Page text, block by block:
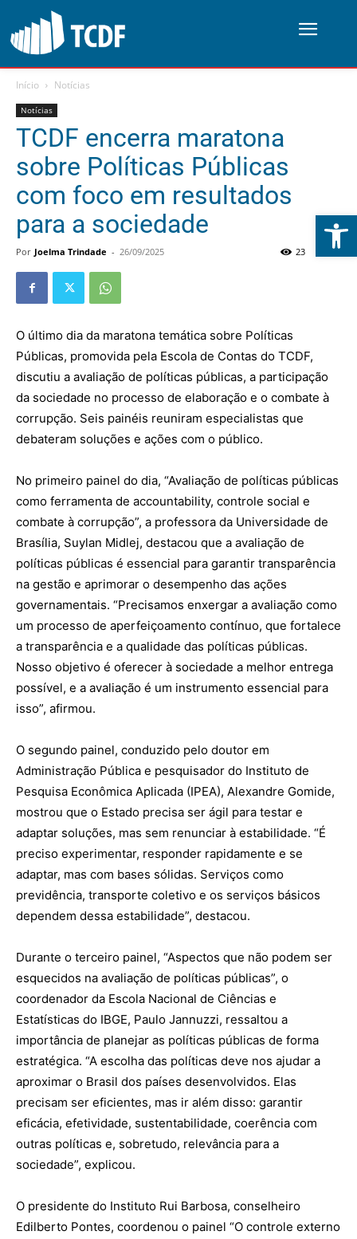
Abrir
Início Notícias
Notícias
TCDF encerra maratona
sobre Políticas Públicas
com foco em resultados
para a sociedade
Por Joelma Trindade - 26/09/2025 0
23
O último dia da maratona temática sobre Políticas
Públicas, promovida pela Escola de Contas do TCDF,
discutiu a avaliação de políticas públicas, a participação
da sociedade no processo de elaboração e o combate à
corrupção. Seis painéis reuniram especialistas que
debateram soluções e ações com o público.
No primeiro painel do dia, “Avaliação de políticas públicas
como ferramenta de accountability, controle social e
combate à corrupção”, a professora da Universidade de
Brasília, Suylan Midlej, destacou que a avaliação de
políticas públicas é essencial para garantir transparência
na gestão e aprimorar o desempenho das ações
governamentais. “Precisamos enxergar a avaliação como
um processo de aperfeiçoamento contínuo, que fortalece
a transparência e a qualidade das políticas públicas.
Nosso objetivo é oferecer à sociedade a melhor entrega
possível, e a avaliação é um instrumento essencial para
isso”, afirmou.
O segundo painel, conduzido pelo doutor em
Administração Pública e pesquisador do Instituto de
Pesquisa Econômica Aplicada (IPEA), Alexandre Gomide,
mostrou que o Estado precisa ser ágil para testar e
adaptar soluções, mas sem renunciar à estabilidade. “É
preciso experimentar, responder rapidamente e se
adaptar, mas com bases sólidas. Serviços como
previdência, transporte coletivo e os serviços básicos
dependem dessa estabilidade”, destacou.
Durante o terceiro painel, “Aspectos que não podem ser
esquecidos na avaliação de políticas públicas”, o
coordenador da Escola Nacional de Ciências e
Estatísticas do IBGE, Paulo Jannuzzi, ressaltou a
importância de planejar as políticas públicas de forma
estratégica. “A escolha das políticas deve nos ajudar a
aproximar o Brasil dos países desenvolvidos. Elas
precisam ser eficientes, mas ir além disso: garantir
eficácia, efetividade, sustentabilidade, coerência com
outras políticas e, sobretudo, relevância para a
sociedade”, explicou.
O presidente do Instituto Rui Barbosa, conselheiro
Edilberto Pontes, coordenou o painel “O controle externo